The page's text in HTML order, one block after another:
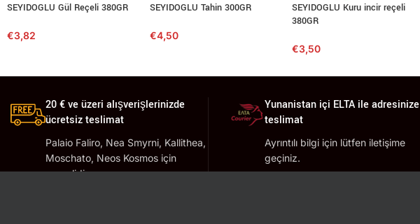
SEYIDOGLU Gül Reçeli 380GR
€3,82
SEYIDOGLU Tahin 300GR
€4,50
SEYIDOGLU Kuru incir reçeli
380GR
€3,50
20 € ve üzeri alışverişlerinizde
ücretsiz teslimat
Palaio Faliro, Nea Smyrni, Kallithea,
Moschato, Neos Kosmos için
geçerlidir.
Yunanistan içi ELTA ile adresinize
teslimat
Ayrıntılı bilgi için lütfen iletişime
geçiniz.